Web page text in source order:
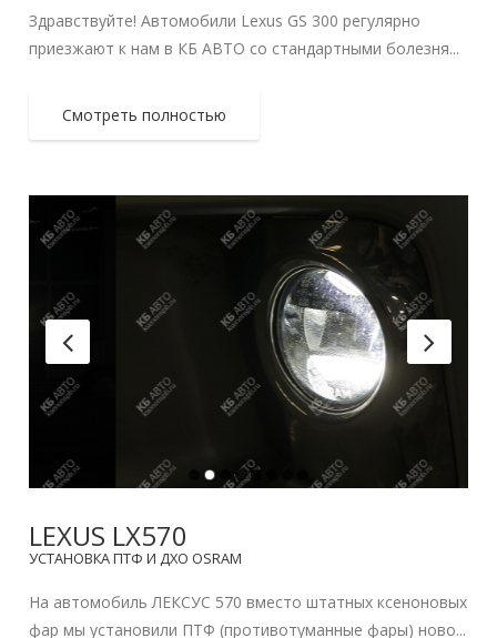
Здравствуйте! Автомобили Lexus GS 300 регулярно
приезжают к нам в КБ АВТО со стандартными болезня...
Смотреть полностью
LEXUS LX570
УСТАНОВКА ПТФ И ДХО OSRAM
На автомобиль ЛЕКСУС 570 вместо штатных ксеноновых
фар мы установили ПТФ (противотуманные фары) ново...